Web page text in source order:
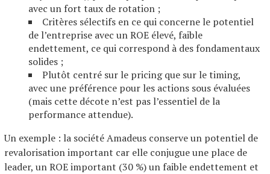
avec un fort taux de rotation ;
Critères sélectifs en ce qui concerne le potentiel
de l’entreprise avec un ROE élevé, faible
endettement, ce qui correspond à des fondamentaux
solides ;
Plutôt centré sur le pricing que sur le timing,
avec une préférence pour les actions sous évaluées
(mais cette décote n’est pas l’essentiel de la
performance attendue).
Un exemple : la société Amadeus conserve un potentiel de
revalorisation important car elle conjugue une place de
leader, un ROE important (30 %) un faible endettement et